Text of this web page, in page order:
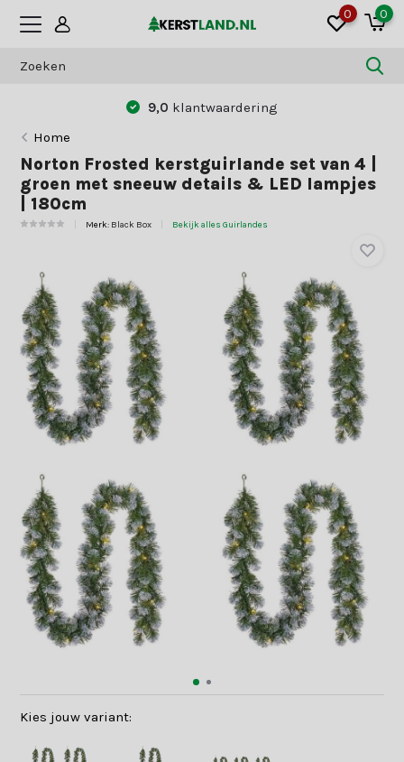
0 0
9,0 klantwaardering
Home
Norton Frosted kerstguirlande set van 4 |
groen met sneeuw details & LED lampjes
| 180cm
Merk: Black Box Bekijk alles Guirlandes
Kies jouw variant: